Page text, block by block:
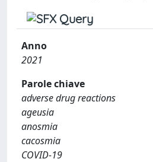
Anno
2021
Parole chiave
adverse drug reactions
ageusia
anosmia
cacosmia
COVID-19